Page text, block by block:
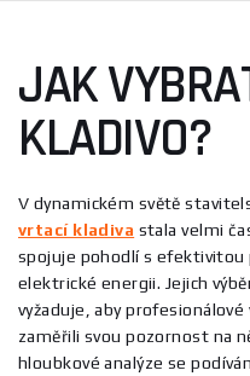
JAK
KLADIVO?
V dynamickém světě
vrtací kladiva stala velmi
spojuje pohodlí s efektivitou
elektrické energii. Jejich
vyžaduje, aby
zaměřili svou pozornost na
hloubkové analýze se